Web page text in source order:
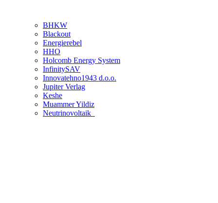
BHKW
Blackout
Energierebel
HHO
Holcomb Energy System
InfinitySAV
Innovatehno1943 d.o.o.
Jupiter Verlag
Keshe
Muammer Yildiz
Neutrinovoltaik